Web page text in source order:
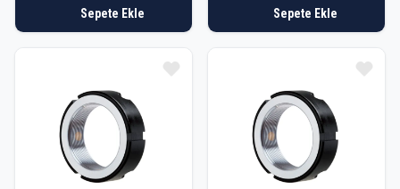
Sepete Ekle Sepete Ekle